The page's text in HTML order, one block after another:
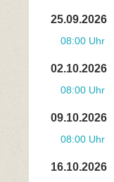
25.09.2026
08:00 Uhr
02.10.2026
08:00 Uhr
09.10.2026
08:00 Uhr
16.10.2026